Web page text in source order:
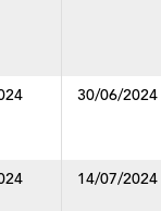
30/06/2024
14/07/2024